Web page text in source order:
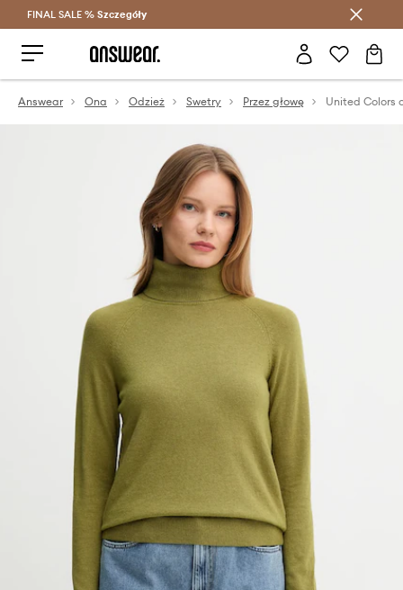
Oszczędzaj z Answear Club >
FINAL SALE % Szczegóły
Answear Ona Odzież Swetry Przez głowę